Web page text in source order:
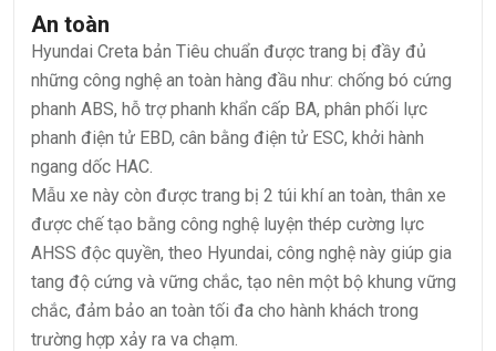
An toàn
Hyundai Creta bản Tiêu chuẩn được trang bị đầy đủ
những công nghệ an toàn hàng đầu như: chống bó cứng
phanh ABS, hỗ trợ phanh khẩn cấp BA, phân phối lực
phanh điện tử EBD, cân bằng điện tử ESC, khởi hành
ngang dốc HAC.
Mẫu xe này còn được trang bị 2 túi khí an toàn, thân xe
được chế tạo bằng công nghệ luyện thép cường lực
AHSS độc quyền, theo Hyundai, công nghệ này giúp gia
tang độ cứng và vững chắc, tạo nên một bộ khung vững
chắc, đảm bảo an toàn tối đa cho hành khách trong
trường hợp xảy ra va chạm.